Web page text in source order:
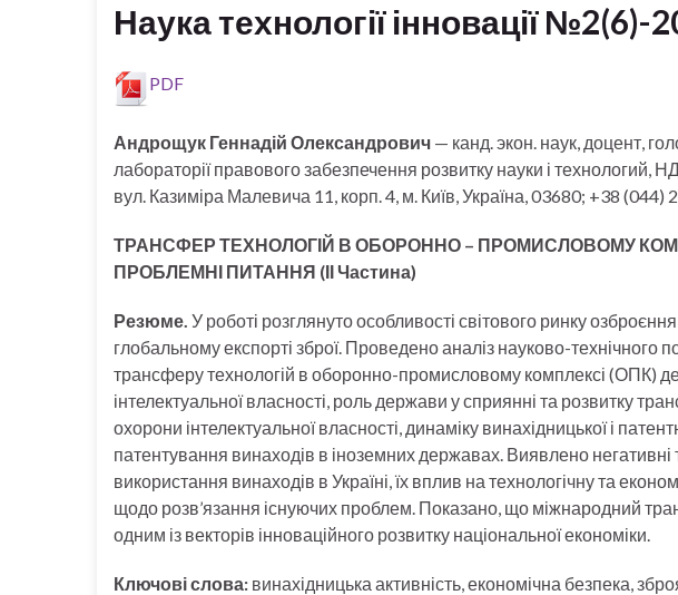
Наука технології інновації №2(6)-
PDF
Андрощук Геннадій Олександрович — канд. экон. наук, доцент,
лабораторії правового забезпечення розвитку науки і технологий,
вул. Казиміра Малевича 11, корп. 4, м. Київ, Україна, 03680; +38
ТРАНСФЕР ТЕХНОЛОГІЙ В ОБОРОННО – ПРОМИСЛОВОМУ
ПРОБЛЕМНІ ПИТАННЯ (ІІ Частина)
Резюме. У роботі розглянуто особливості світового ринку озброєння
глобальному експорті зброї. Проведено аналіз науково-технічного
трансферу технологій в оборонно-промисловому комплексі (ОПК)
інтелектуальної власності, роль держави у сприянні та розвитку
охорони інтелектуальної власності, динаміку винахідницької і
патентування винаходів в іноземних державах. Виявлено негативні
використання винаходів в Україні, їх вплив на технологічну та
щодо розв’язання існуючих проблем. Показано, що міжнародний
одним із векторів інноваційного розвитку національної економіки.
Ключові слова: винахідницька активність, економічна безпека,